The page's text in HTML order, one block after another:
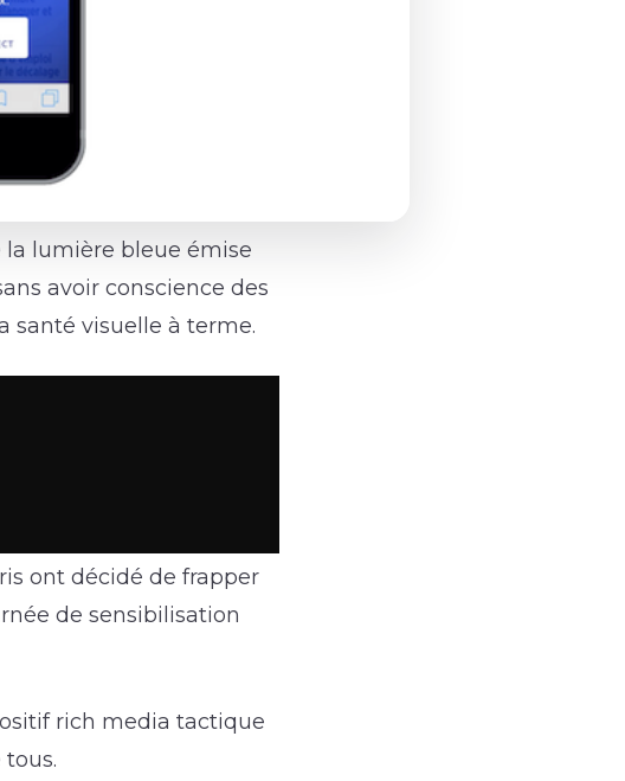
la lumière bleue émise
avoir conscience des
santé visuelle à terme.
ont décidé de frapper
de sensibilisation
rich media tactique